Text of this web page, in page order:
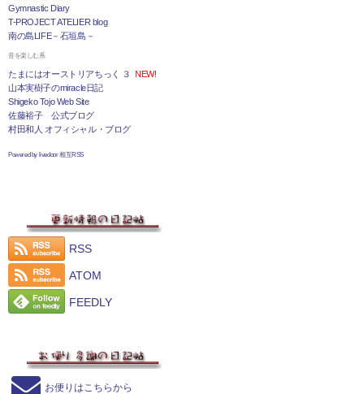
Gymnastic Diary
T-PROJECT ATELIER blog
南の島LIFE－石垣島－
音を楽しむ系
たまにはオーストリアちっく ３ NEW!
山本実樹子のmiracle日記
Shigeko Tojo Web Site
佐藤裕子 公式ブログ
村田和人 オフィシャル・ブログ
Powered by livedoor 相互RSS
RSS
ATOM
FEEDLY
お便りはこちらから